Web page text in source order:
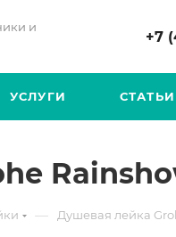
и
+7
УСЛУГИ СТАТЬИ
— Душевая лейка